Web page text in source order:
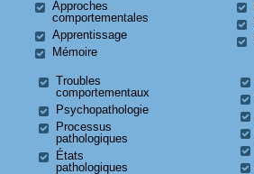
Approches
comportementales
Apprentissage
Mémoire
Troubles
comportementaux
Psychopathologie
Processus
pathologiques
États
pathologiques